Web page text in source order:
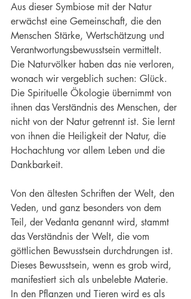
Aus dieser Symbiose mit der Natur
erwächst eine Gemeinschaft, die den
Menschen Stärke, Wertschätzung und
Verantwortungsbewusstsein vermittelt.
Die Naturvölker haben das nie verloren,
wonach wir vergeblich suchen: Glück.
Die Spirituelle Ökologie übernimmt von
ihnen das Verständnis des Menschen, der
nicht von der Natur getrennt ist. Sie lernt
von ihnen die Heiligkeit der Natur, die
Hochachtung vor allem Leben und die
Dankbarkeit.
Von den ältesten Schriften der Welt, den
Veden, und ganz besonders von dem
Teil, der Vedanta genannt wird, stammt
das Verständnis der Welt, die vom
göttlichen Bewusstsein durchdrungen ist.
Dieses Bewusstsein, wenn es grob wird,
manifestiert sich als unbelebte Materie.
In den Pflanzen und Tieren wird es als